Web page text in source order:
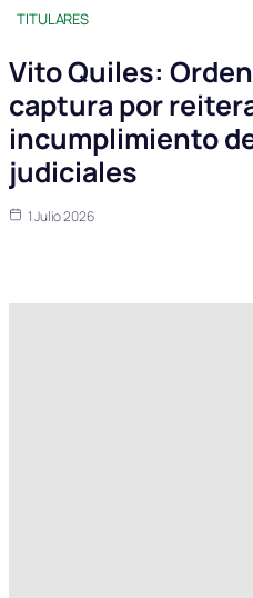
TITULARES
Vito Quiles:
captura por
incumplimiento
judiciales
1 Julio 2026